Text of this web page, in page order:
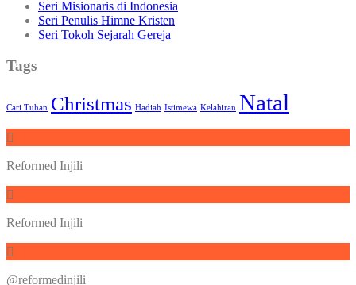
Seri Misionaris di Indonesia
Seri Penulis Himne Kristen
Seri Tokoh Sejarah Gereja
Tags
Cari Tuhan Christmas Hadiah Istimewa Kelahiran Natal
Reformed Injili
Reformed Injili
@reformedinjili